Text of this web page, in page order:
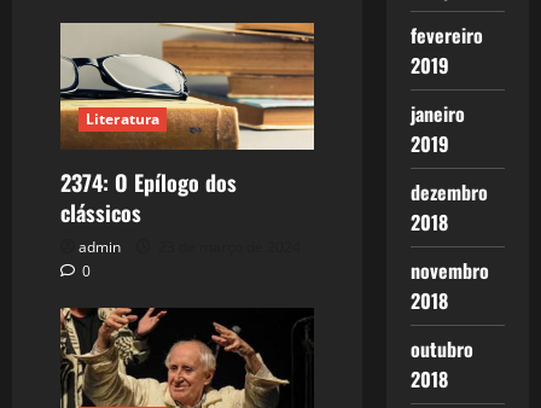
Literatura
2374: O Epílogo dos
clássicos
admin
0
fevereiro
2019
janeiro
2019
dezembro
2018
novembro
2018
outubro
2018